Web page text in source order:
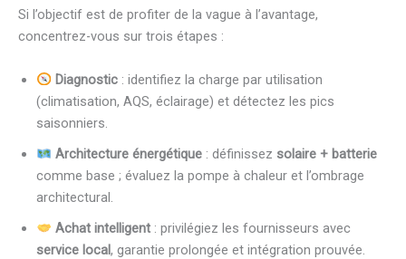
Si l’objectif est de profiter de la vague à l’avantage,
concentrez-vous sur trois étapes :
Diagnostic: identifiez la charge par utilisation
(climatisation, AQS, éclairage) et détectez les pics
saisonniers.
Architecture énergétique: définissez solaire + batterie
comme base ; évaluez la pompe à chaleur et l’ombrage
architectural.
Achat intelligent: privilégiez les fournisseurs avec
service local, garantie prolongée et intégration prouvée.